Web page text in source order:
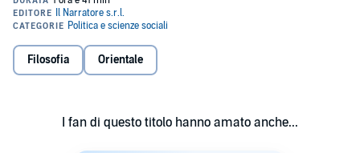
Il clima sospeso e rarefatto dell'opera, il ritmo incantatorio di una
l'occidentale, il felice connubio di di filosofia, psicologia e spiritualità
rendonoIl Profetaun testo carico d'ispirazione e assai attuale.
Filosofia Orientale
I fan di questo titolo hanno amato anche...